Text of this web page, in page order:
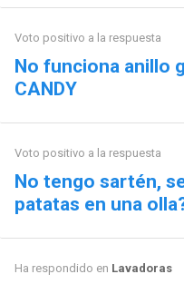
Voto positivo a la respuesta
No funciona anillo
CANDY
Voto positivo a la respuesta
No tengo sartén,
patatas en una
Ha respondido en Lavadoras